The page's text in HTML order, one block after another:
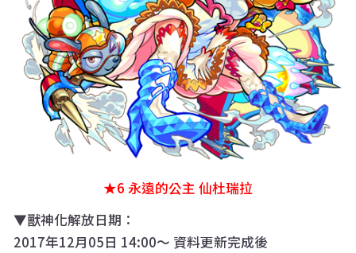
★6 永遠的公主 仙杜瑞拉
▼獸神化解放日期：
2017年12月05日 14:00〜 資料更新完成後